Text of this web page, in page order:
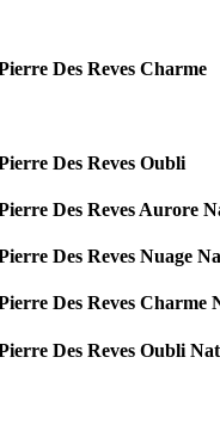
Des Reves Charme
Des Reves Oubli
Des Reves Aurore
Des Reves Nuage
Des Reves Charme
Des Reves Oubli